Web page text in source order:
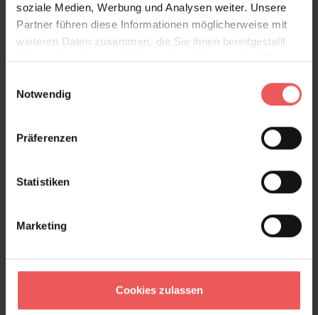
soziale Medien, Werbung und Analysen weiter. Unsere
Partner führen diese Informationen möglicherweise mit
weiteren Daten zusammen, die Sie ihnen bereitgestellt
haben oder die sie im Rahmen Ihrer Nutzung der Dienste
Notwendig
Präferenzen
Statistiken
Marketing
Cookies zulassen
Luxor, col. 04